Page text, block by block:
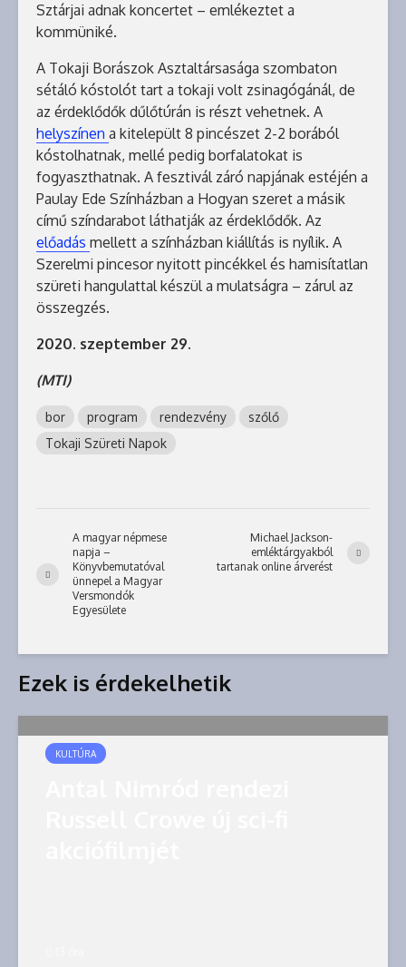
Sztárjai adnak koncertet – emlékeztet a
kommüniké.
A Tokaji Borászok Asztaltársasága szombaton
sétáló kóstolót tart a tokaji volt zsinagógánál, de
az érdeklődők dűlőtúrán is részt vehetnek. A
helyszínen a kitelepült 8 pincészet 2-2 borából
kóstolhatnak, mellé pedig borfalatokat is
fogyaszthatnak. A fesztivál záró napjának estéjén a
Paulay Ede Színházban a Hogyan szeret a másik
című színdarabot láthatják az érdeklődők. Az
előadás mellett a színházban kiállítás is nyílik. A
Szerelmi pincesor nyitott pincékkel és hamisítatlan
szüreti hangulattal készül a mulatságra – zárul az
összegzés.
2020. szeptember 29.
(MTI)
bor program rendezvény
szőlő
Tokaji Szüreti Napok
A magyar népmese
napja –
Könyvbemutatóval
ünnepel a Magyar
Versmondók
Egyesülete
Michael Jackson-
emléktárgyakból
tartanak online árverést
Ezek is érdekelhetik
KULTÚRA